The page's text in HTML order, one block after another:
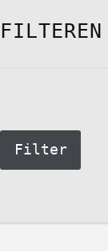
FILTEREN
Filter